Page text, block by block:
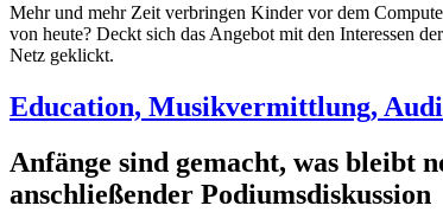
Mehr und mehr Zeit verbringen Kinder vor dem
von heute? Deckt sich das Angebot mit den Interessen
Netz geklickt.
Education, Musikvermittlung,
Anfänge sind gemacht, was
anschließender Podiumsdiskussion